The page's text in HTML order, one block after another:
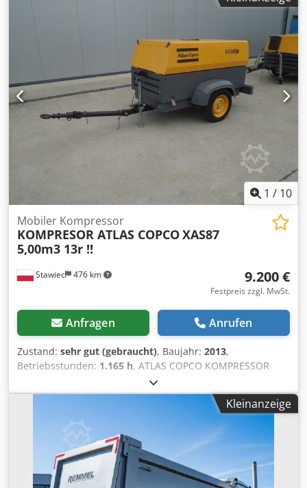
1 / 10
Stawiec 476 km
Mobiler Kompressor
KOMPRESOR ATLAS COPCOXAS87
5,00m3 13r !!
9.200 €
Festpreis zzgl. MwSt.
Anfragen Anrufen
Zustand: sehr gut (gebraucht), Baujahr: 2013,
Betriebsstunden: 1.165 h, ATLAS COPCO KOMPRESSOR
XAS87 5,00m3 13r ! Dkedpfotu E Eyex Ahgjr DIESEL-
Kompressor ATLAS COPCO XAS87 Maschine nach dem
Service Technische Daten: Leistung 5,00 m3/min;
Betriebsdruck 7 Bar; Produktionsjahr 2013; Motor; KUBOTA
Kilometerstand 1165h!!! Kompressor voll funktionsfähig,
bereit zu arbeiten, wir geben eine Garantie Nettopreis:
39800 zł Bruttopreis: 48954 zł Unten ist ein Link zu einem
Video, das die Arbeit der Maschine zeigt
Kleinanzeige